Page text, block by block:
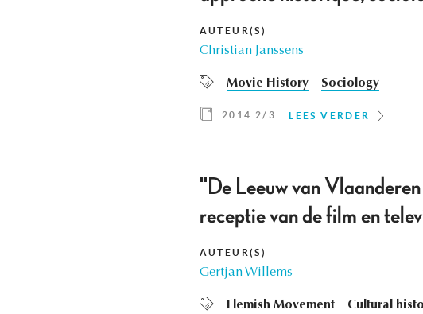
AUTEUR(S)
Christian Janssens
Movie History Sociology
2014 2/3 LEES VERDER
"De Leeuw van
receptie van de film en
AUTEUR(S)
Gertjan Willems
Flemish Movement Cultural